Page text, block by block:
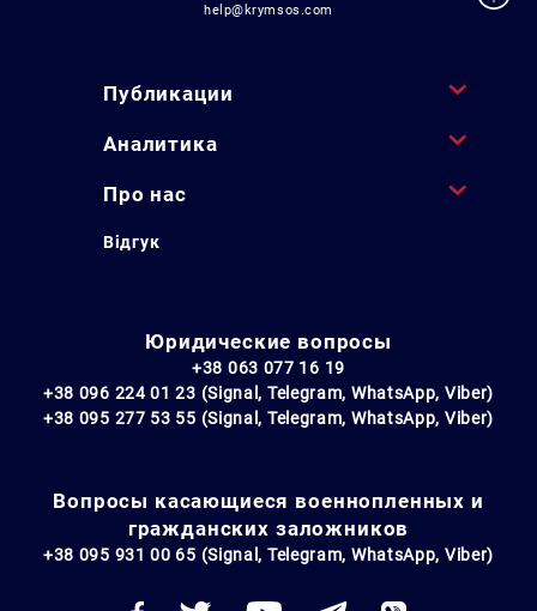
help@krymsos.com
Публикации
Аналитика
Про нас
Відгук
Юридические вопросы
+38 063 077 16 19
+38 096 224 01 23 (Signal, Telegram, WhatsApp, Viber)
+38 095 277 53 55 (Signal, Telegram, WhatsApp, Viber)
Вопросы касающиеся военнопленных и
гражданских заложников
+38 095 931 00 65 (Signal, Telegram, WhatsApp, Viber)